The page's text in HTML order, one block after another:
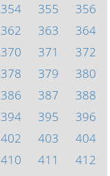
354 355
356
362 363
364
370 371
372
378 379
380
386 387
388
394 395
396
402 403
404
410 411
412